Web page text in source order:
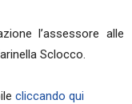
l’assessore alle
Sclocco.
cliccando qui